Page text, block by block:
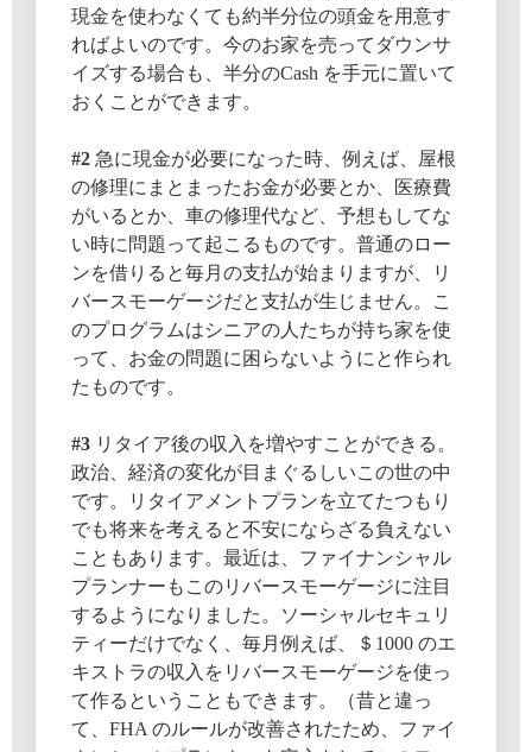
現金を使わなくても約半分位の頭金を用意す
ればよいのです。今のお家を売ってダウンサ
イズする場合も、半分のCash を手元に置いて
おくことができます。
#2 急に現金が必要になった時、例えば、屋根
の修理にまとまったお金が必要とか、医療費
がいるとか、車の修理代など、予想もしてな
い時に問題って起こるものです。普通のロー
ンを借りると毎月の支払が始まりますが、リ
バースモーゲージだと支払が生じません。こ
のプログラムはシニアの人たちが持ち家を使
って、お金の問題に困らないようにと作られ
たものです。
#3 リタイア後の収入を増やすことができる。
政治、経済の変化が目まぐるしいこの世の中
です。リタイアメントプランを立てたつもり
でも将来を考えると不安にならざる負えない
こともあります。最近は、ファイナンシャル
プランナーもこのリバースモーゲージに注目
するようになりました。ソーシャルセキュリ
ティーだけでなく、毎月例えば、＄1000 のエ
キストラの収入をリバースモーゲージを使っ
て作るということもできます。（昔と違っ
て、FHA のルールが改善されたため、ファイ